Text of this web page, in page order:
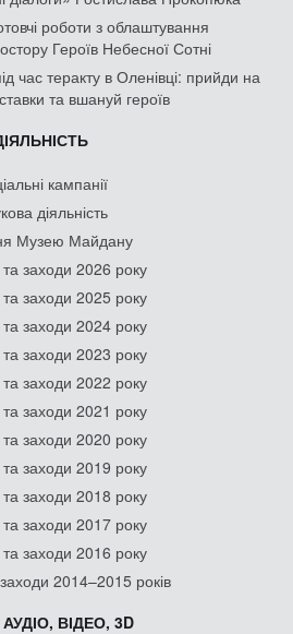
роботи з облаштування
Героїв Небесної Сотні
час теракту в Оленівці: прийди на
та вшануй героїв
кампанії
діяльність
Музею Майдану
заходи 2026 року
заходи 2025 року
заходи 2024 року
заходи 2023 року
заходи 2022 року
заходи 2021 року
заходи 2020 року
заходи 2019 року
заходи 2018 року
заходи 2017 року
заходи 2016 року
2014–2015 років
ВІДЕО, 3D